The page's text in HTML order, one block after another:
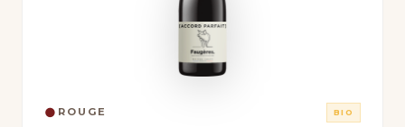
● ROUGE BIO